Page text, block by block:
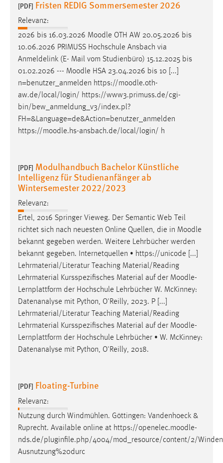
[PDF] Fristen REDIG Sommersemester 2026
Relevanz:
2026 bis 16.03.2026 Moodle OTH AW 20.05.2026 bis
10.06.2026 PRIMUSS Hochschule Ansbach via
Anmeldelink (E- Mail vom Studienbüro) 15.12.2025 bis
01.02.2026 --- Moodle HSA 23.04.2026 bis 10 [...]
n=benutzer_anmelden https://moodle.oth-
aw.de/local/login/ https://www3.primuss.de/cgi-
bin/bew_anmeldung_v3/index.pl?
FH=&Language=de&Action=benutzer_anmelden
https://moodle.hs-ansbach.de/local/login/ h
[PDF] Modulhandbuch Bachelor Künstliche
Intelligenz für Studienanfänger ab
Wintersemester 2022/2023
Relevanz:
Ertel, 2016 Springer Vieweg. Der Semantic Web Teil
richtet sich nach neuesten Online Quellen, die in Moodle
bekannt gegeben werden. Weitere Lehrbücher werden
bekannt gegeben. Internetquellen • https://unicode [...]
Lehrmaterial/Literatur Teaching Material/Reading
Lehrmaterial Kursspezifisches Material auf der Moodle-
Lernplattform der Hochschule Lehrbücher W. McKinney:
Datenanalyse mit Python, O'Reilly, 2023. P [...]
Lehrmaterial/Literatur Teaching Material/Reading
Lehrmaterial Kursspezifisches Material auf der Moodle-
Lernplattform der Hochschule Lehrbücher • W. McKinney:
Datenanalyse mit Python, O'Reilly, 2018.
[PDF] Floating-Turbine
Relevanz:
Nutzung durch Windmühlen. Göttingen: Vandenhoeck &
Ruprecht. Available online at https://openelec.moodle-
nds.de/pluginfile.php/4004/mod_resource/content/2/
Ausnutzung%20durc
Cookie Laufzeit:
Max. 13 Monate
MARKETING
Marketing Cookies werden von Drittanbietern
verwendet, um personalisierte Werbung anzuzeigen.
Sie tun dies, indem sie Besucher über Websites
hinweg verfolgen.
Name:
_gcl_au
Anbieter:
Google Ireland Limited
Zweck:
Conversion-Tracking
Cookie Laufzeit:
3 Monate
Facebook Pixel
Name:
_fbp
Anbieter:
Facebook
Conversion-Tracking
Cookie Laufzeit:
3 Monate
EXTERNE MEDIEN